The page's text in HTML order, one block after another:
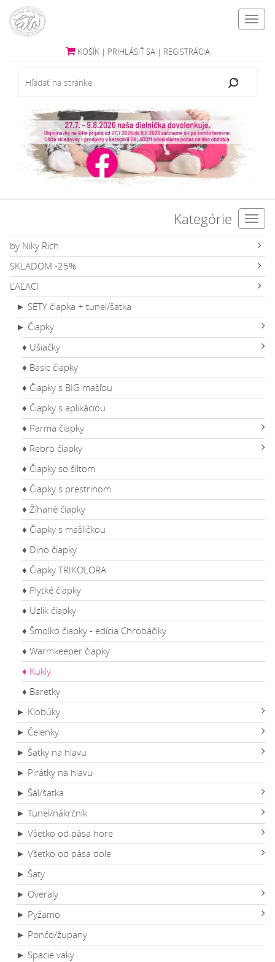
KOŠÍK | PRIHLÁSIŤ SA | REGISTRÁCIA
Kategórie
by Niky Rich
SKLADOM -25%
ĽAĽACI
► SETY čiapka + tunel/šatka
► Čiapky
♦ Ušiačky
♦ Basic čiapky
♦ Čiapky s BIG mašľou
♦ Čiapky s aplikáciou
♦ Parma čiapky
♦ Rebro čiapky
♦ Čiapky so šiltom
♦ Čiapky s prestrihom
♦ Žíhané čiapky
♦ Čiapky s mašličkou
♦ Dino čiapky
♦ Čiapky TRIKOLORA
♦ Plytké čiapky
♦ Uzlík čiapky
♦ Šmolko čiapky - edícia Chrobáčiky
♦ Warmkeeper čiapky
♦ Kukly
♦ Baretky
► Klobúky
► Čelenky
► Šatky na hlavu
► Pirátky na hlavu
► Šál/šatka
► Tunel/nákrčník
► Všetko od pása hore
► Všetko od pása dole
► Šaty
► Overaly
► Pyžamo
► Pončo/župany
► Spacie vaky